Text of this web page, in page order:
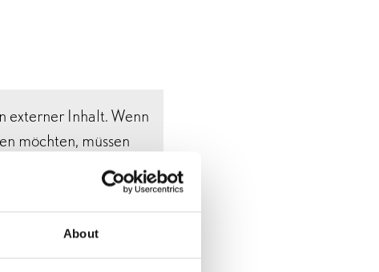
About
Gabriele Dotto,
externer Inhalt. Wenn
möchten, müssen
von Ihnen (insb. Ihre
Weitere
Sie in unseren